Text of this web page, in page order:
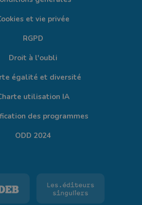
et vie privée
RGPD
Droit à l'oubli
égalité et diversité
utilisation IA
des programmes
ODD 2024